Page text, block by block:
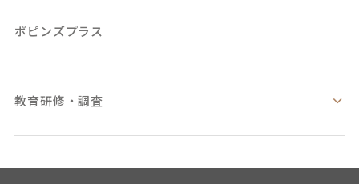
ポピンズプラス
教育研修・調査